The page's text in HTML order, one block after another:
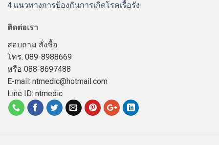
4 เเนวทางการป้องกันการเกิดโรคเรื้อรัง
ติดต่อเรา
สอบถาม สั่งซื้อ
โทร. 089-8988669
หรือ 088-8697488
E-mail: ntmedic@hotmail.com
Line ID: ntmedic